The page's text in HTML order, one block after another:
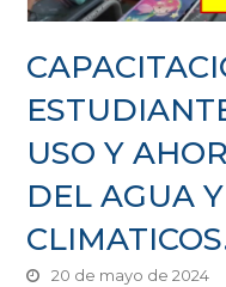
USO Y
DEL AGUA
20 de mayo de 2024